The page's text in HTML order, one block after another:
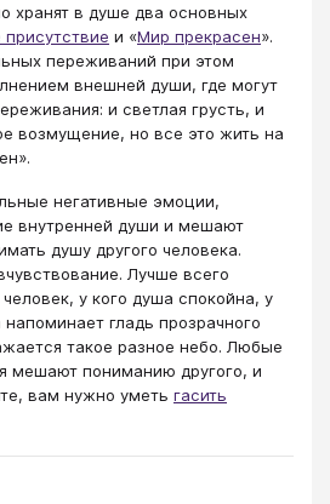
хранят в душе два основных
и «Мир прекрасен».
переживаний при этом
внешней души, где могут
и светлая грусть, и
возмущение, но все это жить на
негативные эмоции,
внутренней души и мешают
душу другого человека.
Лучше всего
у кого душа спокойна, у
гладь прозрачного
такое разное небо. Любые
мешают пониманию другого, и
вам нужно уметь гасить